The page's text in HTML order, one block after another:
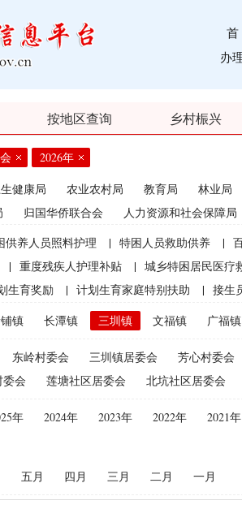
办
按地区查询 乡村桭兴
2026年
健康局 农业农村局 教育局 林业局
归国华侨联合会 人力资源和社会保障局
供养人员照料护理 | 特困人员救助供养 |
| 重度残疾人护理补贴 | 城乡特困居民医疗
生育奖励 | 计划生育家庭特别扶助 | 接生
| 农村计划生育节育奖励（农村纯生二女结
束） | 种粮直接补贴（已结束） | 渔业捕
补贴 | 农村危房改造（扶贫局）（已移至
保险保费补贴
化处理补助
困难学生生活费补助 | 普通高中国家助学金
偿专项资金 | 生态公益林激励性补助（已结
镇 长潭镇 三圳镇 文福镇 广福镇
东岭村委会 三圳镇居委会 芳心村委会
委会 莲塘社区居委会 北坑社区居委会
年 2024年 2023年 2022年 2021年
五月 四月 三月 二月 一月